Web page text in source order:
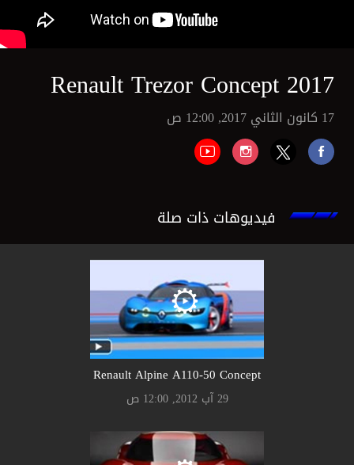
Renault Trezor Concept 2017
17 كانون الثاني 2017, 12:00 ص
فيديوهات ذات صلة
Renault Alpine A110-50 Concept
29 آب 2012, 12:00 ص